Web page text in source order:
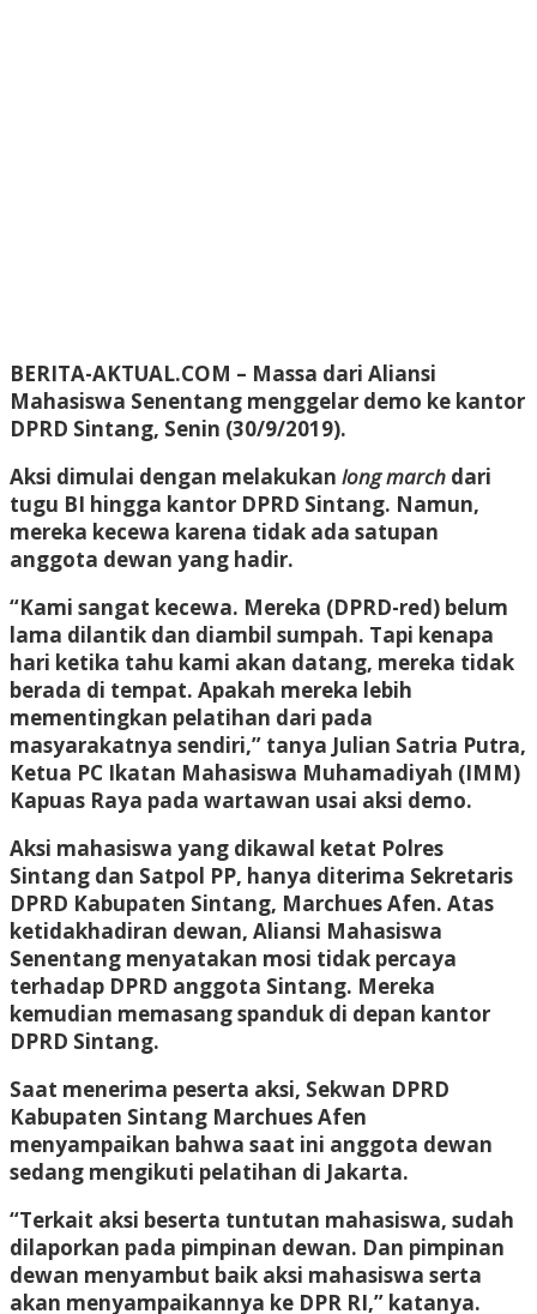
BERITA-AKTUAL.COM – Massa dari Aliansi
Mahasiswa Senentang menggelar demo ke kantor
DPRD Sintang, Senin (30/9/2019).
Aksi dimulai dengan melakukan long march dari
tugu BI hingga kantor DPRD Sintang. Namun,
mereka kecewa karena tidak ada satupan
anggota dewan yang hadir.
“Kami sangat kecewa. Mereka (DPRD-red) belum
lama dilantik dan diambil sumpah. Tapi kenapa
hari ketika tahu kami akan datang, mereka tidak
berada di tempat. Apakah mereka lebih
mementingkan pelatihan dari pada
masyarakatnya sendiri,” tanya Julian Satria Putra,
Ketua PC Ikatan Mahasiswa Muhamadiyah (IMM)
Kapuas Raya pada wartawan usai aksi demo.
Aksi mahasiswa yang dikawal ketat Polres
Sintang dan Satpol PP, hanya diterima Sekretaris
DPRD Kabupaten Sintang, Marchues Afen. Atas
ketidakhadiran dewan, Aliansi Mahasiswa
Senentang menyatakan mosi tidak percaya
terhadap DPRD anggota Sintang. Mereka
kemudian memasang spanduk di depan kantor
DPRD Sintang.
Saat menerima peserta aksi, Sekwan DPRD
Kabupaten Sintang Marchues Afen
menyampaikan bahwa saat ini anggota dewan
sedang mengikuti pelatihan di Jakarta.
“Terkait aksi beserta tuntutan mahasiswa, sudah
dilaporkan pada pimpinan dewan. Dan pimpinan
dewan menyambut baik aksi mahasiswa serta
akan menyampaikannya ke DPR RI,” katanya.